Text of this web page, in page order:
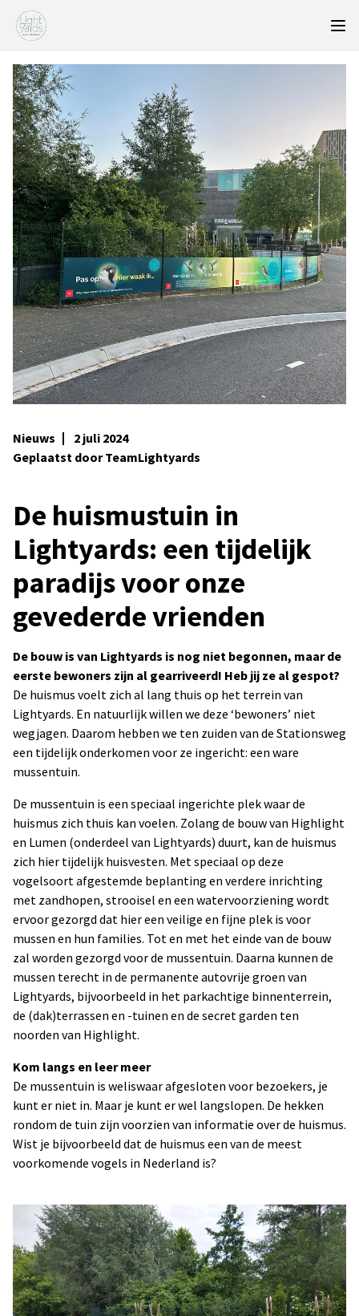
Nieuws
2 juli 2024
Geplaatst door TeamLightyards
De huismustuin in
Lightyards: een tijdelijk
paradijs voor onze
gevederde vrienden
De bouw is van Lightyards is nog niet begonnen, maar de
eerste bewoners zijn al gearriveerd! Heb jij ze al gespot?
De huismus voelt zich al lang thuis op het terrein van
Lightyards. En natuurlijk willen we deze ‘bewoners’ niet
wegjagen. Daarom hebben we ten zuiden van de Stationsweg
een tijdelijk onderkomen voor ze ingericht: een ware
mussentuin.
De mussentuin is een speciaal ingerichte plek waar de
huismus zich thuis kan voelen. Zolang de bouw van Highlight
en Lumen (onderdeel van Lightyards) duurt, kan de huismus
zich hier tijdelijk huisvesten. Met speciaal op deze
vogelsoort afgestemde beplanting en verdere inrichting
met zandhopen, strooisel en een watervoorziening wordt
ervoor gezorgd dat hier een veilige en fijne plek is voor
mussen en hun families. Tot en met het einde van de bouw
zal worden gezorgd voor de mussentuin. Daarna kunnen de
mussen terecht in de permanente autovrije groen van
Lightyards, bijvoorbeeld in het parkachtige binnenterrein,
de (dak)terrassen en -tuinen en de secret garden ten
noorden van Highlight.
Kom langs en leer meer
De mussentuin is weliswaar afgesloten voor bezoekers, je
kunt er niet in. Maar je kunt er wel langslopen. De hekken
rondom de tuin zijn voorzien van informatie over de huismus.
Wist je bijvoorbeeld dat de huismus een van de meest
voorkomende vogels in Nederland is?